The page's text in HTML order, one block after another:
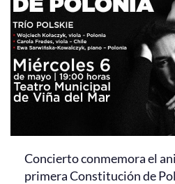
Concierto conmemora el
primera Constitución de